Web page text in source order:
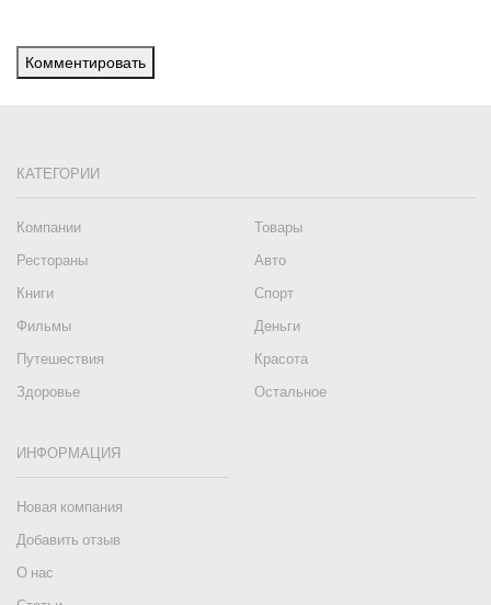
Комментировать
КАТЕГОРИИ
Компании
Товары
Рестораны
Авто
Книги
Спорт
Фильмы
Деньги
Путешествия
Красота
Здоровье
Остальное
ИНФОРМАЦИЯ
Новая компания
Добавить отзыв
О нас